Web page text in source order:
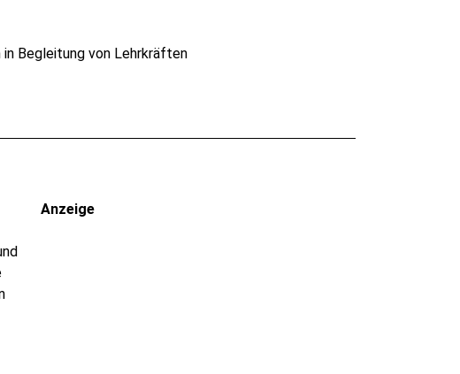
Begleitung von Lehrkräften
Anzeige